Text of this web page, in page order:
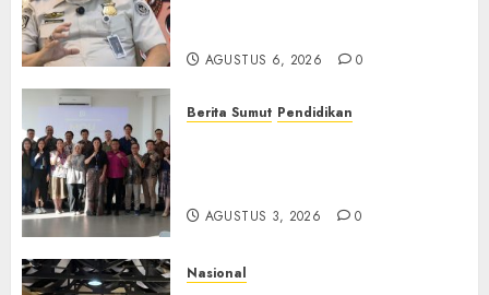
AGUSTUS 6, 2026 0
Berita Sumut Pendidikan
AGUSTUS 3, 2026 0
Nasional